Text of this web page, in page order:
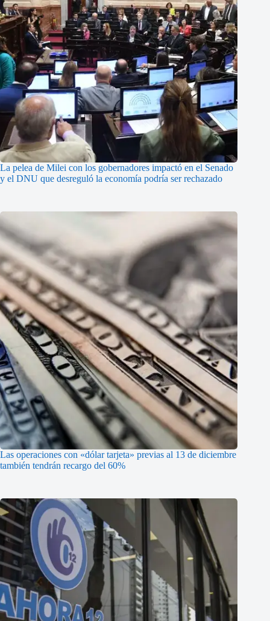
La pelea de Milei con los gobernadores impactó en el Senado
y el DNU que desreguló la economía podría ser rechazado
Las operaciones con «dólar tarjeta» previas al 13 de diciembre
también tendrán recargo del 60%